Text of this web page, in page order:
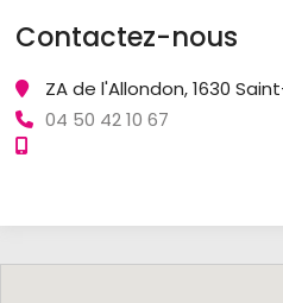
Contactez-nous
ZA de l'Allondon, 1630
04 50 42 10 67